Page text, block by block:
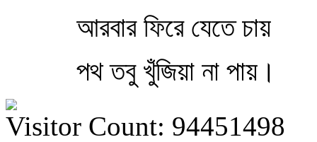
আরবার ফিরে যেতে চায়
পথ তবু খুঁজিয়া না পায়।
Visitor Count: 94451498